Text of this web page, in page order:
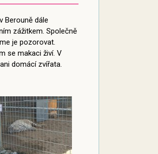
Berouně dále
zážitkem. Společně
je pozorovat.
se makaci živí. V
domácí zvířata.